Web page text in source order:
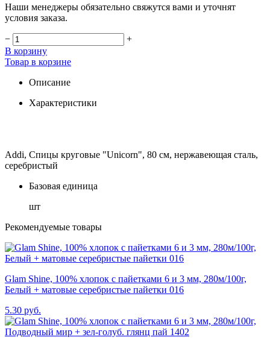
Наши менеджеры обязательно свяжутся вами и уточнят
условия заказа.
−
+
В корзину
Товар в корзине
Описание
Характеристики
Addi, Спицы круговые "Unicorn", 80 см, нержавеющая сталь,
серебристый
Базовая единица
шт
Рекомендуемые товары
Glam Shine, 100% хлопок с пайетками 6 и 3 мм, 280м/100г,
Белый + матовые серебристые пайетки 016
5.30 руб.